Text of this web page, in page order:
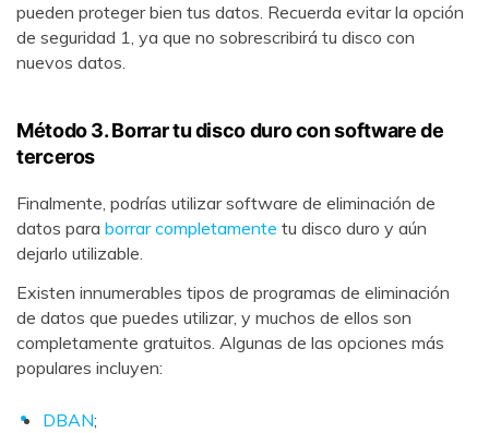
pueden proteger bien tus datos. Recuerda evitar la opción
de seguridad 1, ya que no sobrescribirá tu disco con
nuevos datos.
Método 3. Borrar tu disco duro con software de
terceros
Finalmente, podrías utilizar software de eliminación de
datos para borrar completamente tu disco duro y aún
dejarlo utilizable.
Existen innumerables tipos de programas de eliminación
de datos que puedes utilizar, y muchos de ellos son
completamente gratuitos. Algunas de las opciones más
populares incluyen:
DBAN;